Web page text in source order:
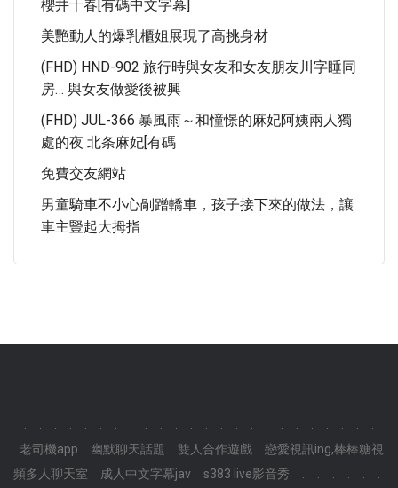
櫻井千春[有碼中文字幕]
美艷動人的爆乳櫃姐展現了高挑身材
(FHD) HND-902 旅行時與女友和女友朋友川字睡同
房… 與女友做愛後被興
(FHD) JUL-366 暴風雨～和憧憬的麻妃阿姨兩人獨
處的夜 北条麻妃[有碼
免費交友網站
男童騎車不小心剮蹭轎車，孩子接下來的做法，讓
車主豎起大拇指
老司機app
幽默聊天話題 雙人合作遊戲
戀愛視訊ing,棒棒糖視
頻多人聊天室
成人中文字幕jav s383 live影音秀